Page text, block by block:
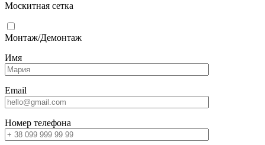
Москитная сетка
Монтаж/Демонтаж
Имя
Email
Номер телефона